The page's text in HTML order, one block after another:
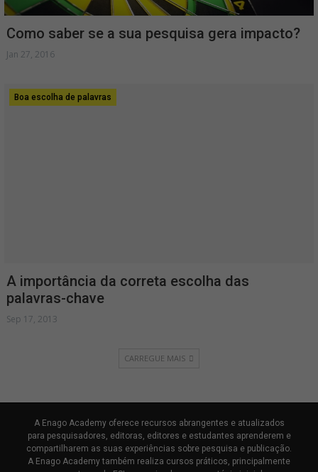
Como saber se a sua pesquisa gera impacto?
Jan 27, 2016
Boa escolha de palavras
A importância da correta escolha das
palavras-chave
Sep 17, 2013
CARREGUE MAIS
A Enago Academy oferece recursos abrangentes e atualizados
para pesquisadores, editoras, editores e estudantes aprenderem e
compartilharem as suas experiências sobre pesquisa e publicação.
A Enago Academy também realiza cursos práticos, principalmente